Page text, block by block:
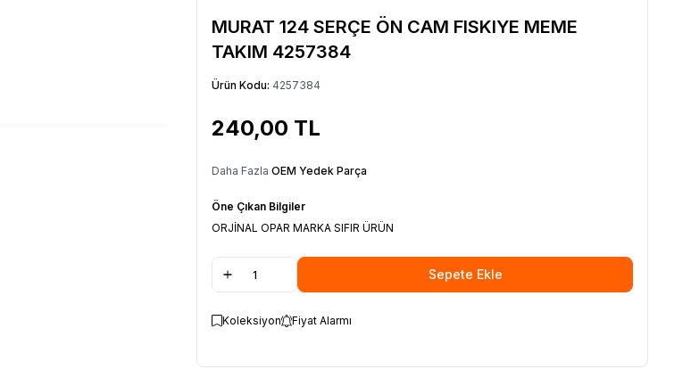
MURAT 124 SERÇE ÖN CAM FISKIYE MEME
TAKIM 4257384
Ürün Kodu: 4257384
240,00 TL
Daha Fazla OEM Yedek Parça
Öne Çıkan Bilgiler
ORJİNAL OPAR MARKA SIFIR ÜRÜN
Sepete Ekle
Koleksiyon Fiyat Alarmı